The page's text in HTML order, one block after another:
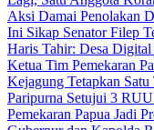
Aksi Damai Penolakan
Ini Sikap Senator Filep
Haris Tahir: Desa Digital
Ketua Tim Pemekaran
Kejagung Tetapkan
Paripurna Setujui 3
Pemekaran Papua Jadi